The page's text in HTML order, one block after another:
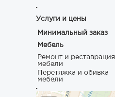
Услуги и цены
Минимальный заказ
Мебель
Ремонт и реставрация
мебели
Перетяжка и обивка
мебели